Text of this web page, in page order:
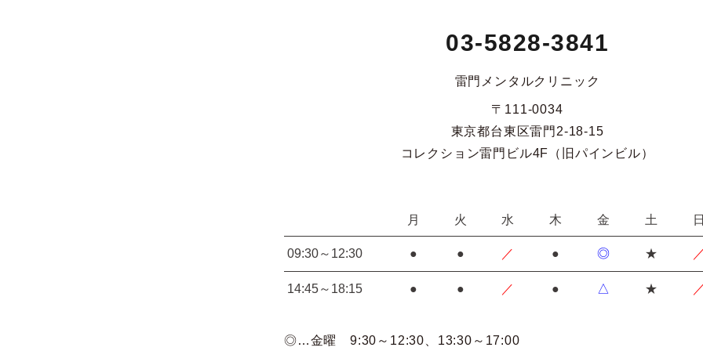
03-5828-3841
雷門メンタルクリニック
〒111-0034
東京都台東区雷門2-18-15
コレクション雷門ビル4F（旧パインビル）
月 火 水 木 金 土 日
09:30～12:30 ● ● ／ ● ◎ ★ ／
14:45～18:15 ● ● ／ ● △ ★ ／
◎…金曜 9:30～12:30、13:30～17:00